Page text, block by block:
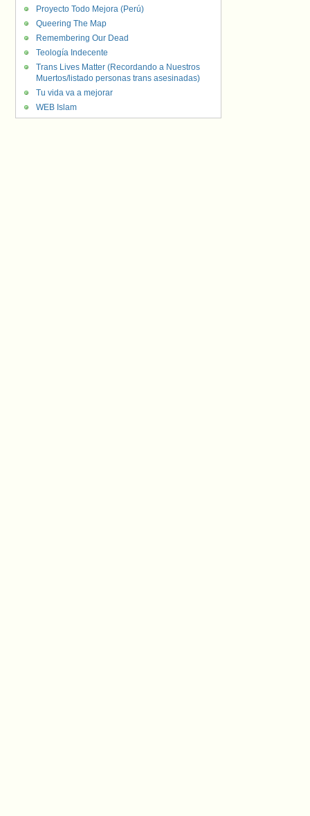
Proyecto Todo Mejora (Perú)
Queering The Map
Remembering Our Dead
Teología Indecente
Trans Lives Matter (Recordando a Nuestros
Muertos/listado personas trans asesinadas)
Tu vida va a mejorar
WEB Islam